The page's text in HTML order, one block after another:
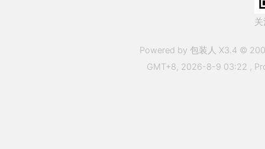
Powered by 包装人 X3.4 ©
GMT+8, 2026-8-9 03:22 ,